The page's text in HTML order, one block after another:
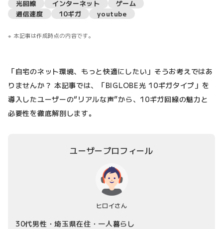
光回線
インターネット
ゲーム
通信速度
10ギガ youtube
本記事は作成時点の内容です。
「自宅のネット環境、もっと快適にしたい」そうお考えではあ
りませんか？ 本記事では、「BIGLOBE光 10ギガタイプ」を
導入したユーザーの“リアルな声”から、10ギガ回線の魅力と
必要性を徹底解剖します。
ユーザープロフィール
ヒロイさん
30代男性・埼玉県在住・一人暮らし